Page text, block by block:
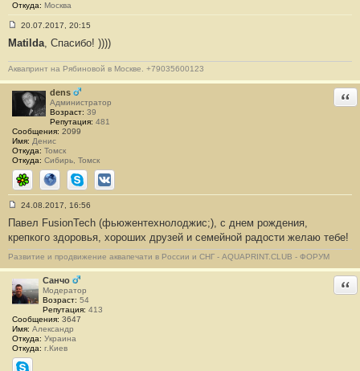
6
Откуда: Москва
о
б
щ
е
н
#
8
7
0
20.07.2017, 20:15
Matilda, Спасибо! ))))
Аквапринт на Рябиновой в Москве. +79035600123
dens
Администратор
Возраст: 39
Репутация: 481
Сообщения: 2099
Имя: Денис
Откуда: Томск
Откуда: Сибирь, Томск
ICQ СайтSkypeВКонтакте
о
б
щ
е
н
и
е
#
7
1
24.08.2017, 16:56
Павел FusionTech (фьюжентехнолоджис;), с днем рождения,
крепкого здоровья, хороших друзей и семейной радости желаю тебе!
Развитие и продвижение аквапечати в России и СНГ - AQUAPRINT.CLUB - ФОРУМ
Санчо
Модератор
Возраст: 54
Репутация: 413
Сообщения: 3647
Имя: Александр
Откуда: Украина
Откуда: г.Киев